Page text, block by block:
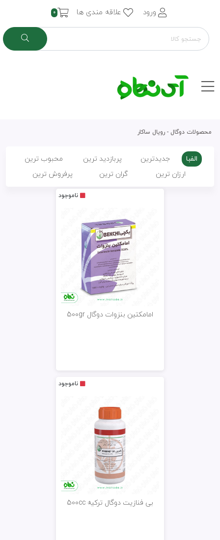
ورود علاقه مندی ها 0
محصولات دوگال - رویال ساکار
الفبا جدیدترین پربازدید ترین
محبوب ترین
ارزان ترین
گران ترین پرفروش ترین
ناموجود
امامکتین بنزوات دوگال 500gr
ناموجود
بی فنازیت دوگال ترکیه 500cc